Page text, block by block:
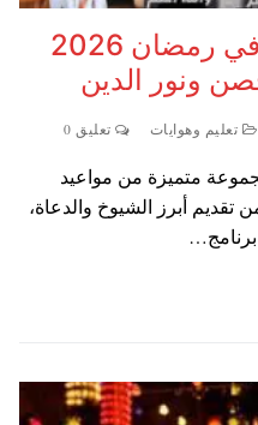
مواعيد البرامج الدينية في رمضان 2026
ونور الدين
تعليم وهوايات تعليق 0
متميزة من مواعيد
الدينية في رمضان 2026، من تقديم أبرز الشيوخ والدعاة،